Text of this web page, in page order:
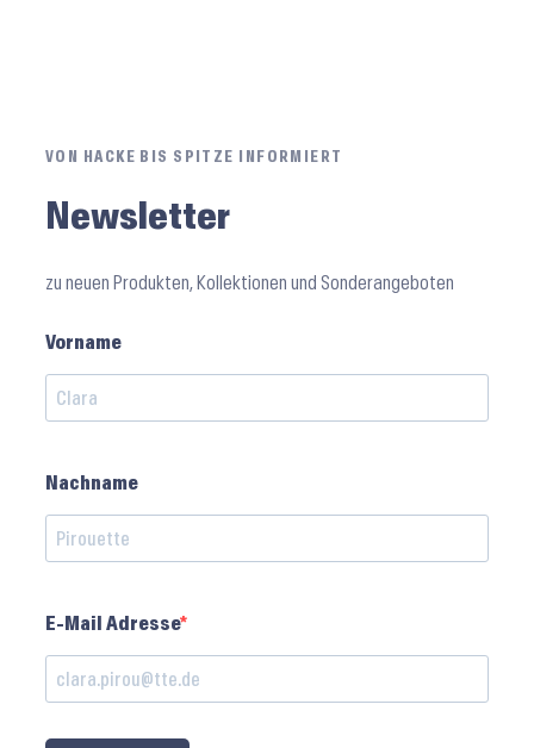
VON HACKE BIS SPITZE INFORMIERT
Newsletter
zu neuen Produkten, Kollektionen und Sonderangeboten
Vorname
Nachname
E-Mail Adresse